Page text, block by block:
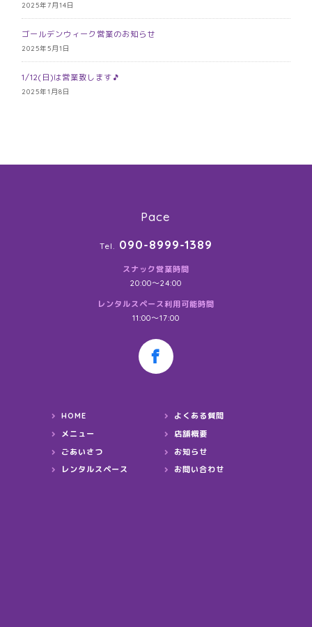
2025年7月14日
ゴールデンウィーク営業のお知らせ
2025年5月1日
1/12(日)は営業致します🎵
2025年1月8日
Pace
Tel. 090-8999-1389
スナック営業時間
20:00〜24:00
レンタルスペース利用可能時間
11:00～17:00
HOME
メニュー
ごあいさつ
レンタルスペース
よくある質問
店舗概要
お知らせ
お問い合わせ